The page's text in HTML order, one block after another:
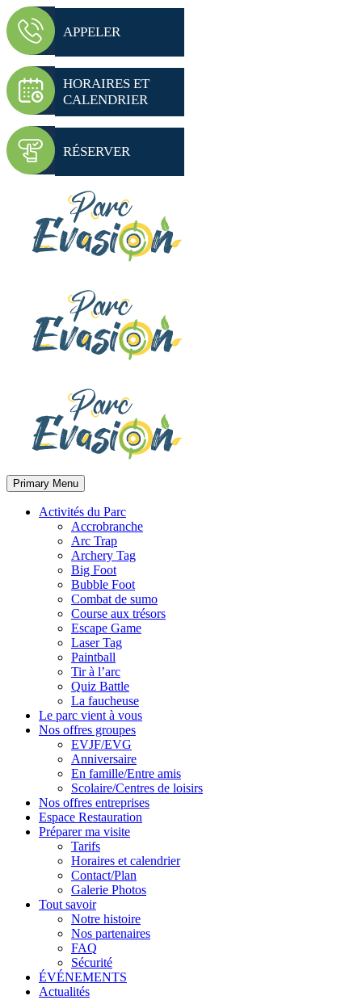
APPELER
HORAIRES ET
CALENDRIER
RÉSERVER
Primary Menu
Activités du Parc
Accrobranche
Arc Trap
Archery Tag
Big Foot
Bubble Foot
Combat de sumo
Course aux trésors
Escape Game
Laser Tag
Paintball
Tir à l’arc
Quiz Battle
La faucheuse
Le parc vient à vous
Nos offres groupes
EVJF/EVG
Anniversaire
En famille/Entre amis
Scolaire/Centres de loisirs
Nos offres entreprises
Espace Restauration
Préparer ma visite
Tarifs
Horaires et calendrier
Contact/Plan
Galerie Photos
Tout savoir
Notre histoire
Nos partenaires
FAQ
Sécurité
ÉVÉNEMENTS
Actualités